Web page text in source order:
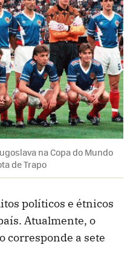
na Copa do Mundo
de Trapo
políticos e étnicos
Atualmente, o
corresponde a sete